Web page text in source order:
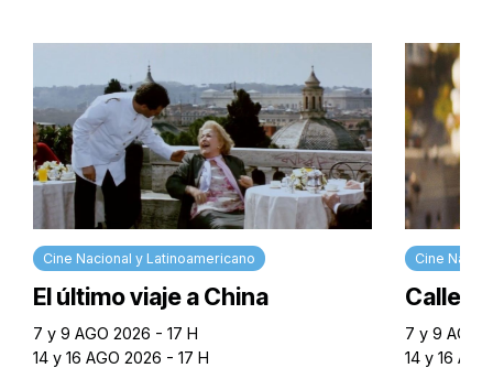
Cine Nacional y Latinoamericano
El último viaje a China
7 y 9 AGO 2026 - 17 H
14 y 16 AGO 2026 - 17 H
Cine
Calle
7 y 9 AGO
14 y 16